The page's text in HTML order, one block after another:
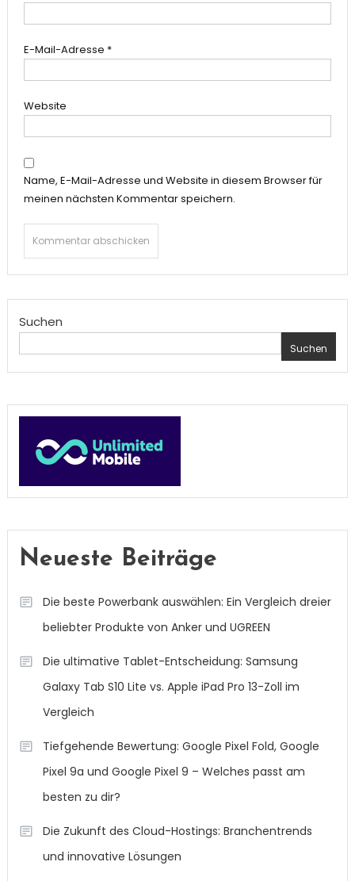
E-Mail-Adresse *
Website
Name, E-Mail-Adresse und Website in diesem Browser für
meinen nächsten Kommentar speichern.
Suchen
Suchen
Neueste Beiträge
Die beste Powerbank auswählen: Ein Vergleich dreier
beliebter Produkte von Anker und UGREEN
Die ultimative Tablet-Entscheidung: Samsung
Galaxy Tab S10 Lite vs. Apple iPad Pro 13-Zoll im
Vergleich
Tiefgehende Bewertung: Google Pixel Fold, Google
Pixel 9a und Google Pixel 9 – Welches passt am
besten zu dir?
Die Zukunft des Cloud-Hostings: Branchentrends
und innovative Lösungen